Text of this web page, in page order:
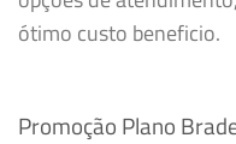
ótimo custo beneficio.
Promoção Plano